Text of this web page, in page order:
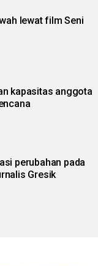
lewat film Seni
kapasitas anggota
perubahan pada
Gresik